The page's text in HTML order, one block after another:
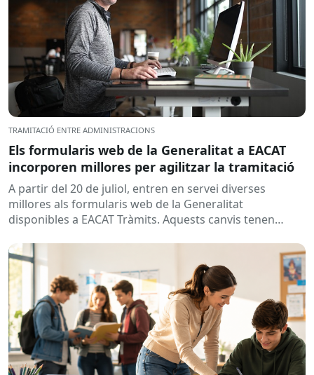
TRAMITACIÓ ENTRE ADMINISTRACIONS
Els formularis web de la Generalitat a EACAT
incorporen millores per agilitzar la tramitació
A partir del 20 de juliol, entren en servei diverses
millores als formularis web de la Generalitat
disponibles a EACAT Tràmits. Aquests canvis tenen